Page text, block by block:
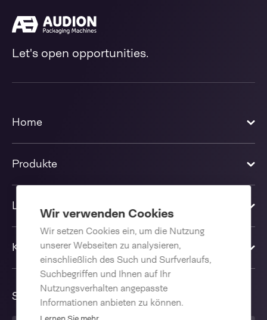
Wir verwenden Cookies
Wir setzen Cookies ein, um die Nutzung
unserer Webseiten zu analysieren,
einschließlich des Such und Surfverlaufs,
Suchbegriffen und Ihnen auf Ihr
Nutzungsverhalten angepasste
Informationen anbieten zu können.
Let's open opportunities.
Home
Produkte
Lösungen
Kontakt
Sprache